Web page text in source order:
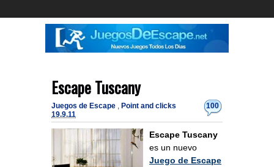
Escape Tuscany
100
Juegos de Escape , Point and clicks
19.9.11
Escape Tuscany
es un nuevo
Juego de Escape